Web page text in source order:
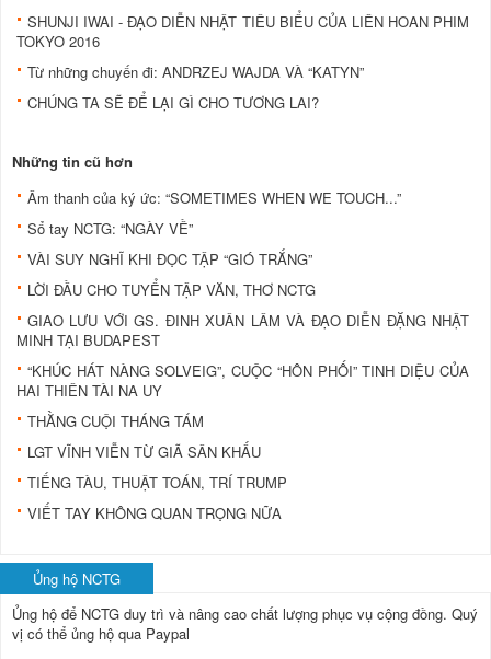
SHUNJI IWAI - ĐẠO DIỄN NHẬT TIÊU BIỂU CỦA LIÊN HOAN PHIM
TOKYO 2016
Từ những chuyến đi: ANDRZEJ WAJDA VÀ “KATYN”
CHÚNG TA SẼ ĐỂ LẠI GÌ CHO TƯƠNG LAI?
Những tin cũ hơn
Âm thanh của ký ức: “SOMETIMES WHEN WE TOUCH...”
Sổ tay NCTG: “NGÀY VỀ”
VÀI SUY NGHĨ KHI ĐỌC TẬP “GIÓ TRẮNG”
LỜI ĐẦU CHO TUYỂN TẬP VĂN, THƠ NCTG
GIAO LƯU VỚI GS. ĐINH XUÂN LÂM VÀ ĐẠO DIỄN ĐẶNG NHẬT
MINH TẠI BUDAPEST
“KHÚC HÁT NÀNG SOLVEIG”, CUỘC “HÔN PHỐI” TINH DIỆU CỦA
HAI THIÊN TÀI NA UY
THẰNG CUỘI THÁNG TÁM
LGT VĨNH VIỄN TỪ GIÃ SÂN KHẤU
TIẾNG TÀU, THUẬT TOÁN, TRÍ TRUMP
VIẾT TAY KHÔNG QUAN TRỌNG NỮA
Ủng hộ NCTG
Ủng hộ để NCTG duy trì và nâng cao chất lượng phục vụ cộng đồng. Quý
vị có thể ủng hộ qua Paypal